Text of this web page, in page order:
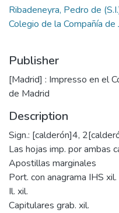
Ribadeneyra, Pedro de
Colegio de la Compañía de
Publisher
[Madrid] : Impresso en el
de Madrid
Description
Sign.: [calderón]4,
Las hojas imp. por ambas
Apostillas marginales
Port. con anagrama IHS xil.
Il. xil.
Capitulares grab. xil.